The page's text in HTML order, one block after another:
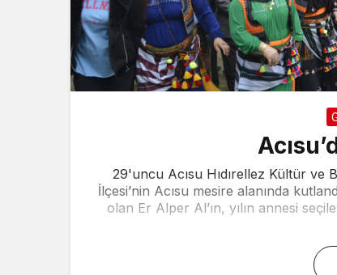
29'uncu Acısu Hıdırellez Kültür ve
İlçesi’nin Acısu mesire alanında
olan Er Alper Al’ın, yılın annesi